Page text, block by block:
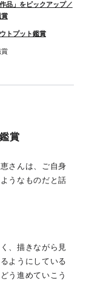
品」をピックアップ／
トプット鑑賞
賞
さんは、ご自身
うなものだと話
、描きながら見
ようにしている
う進めていこう